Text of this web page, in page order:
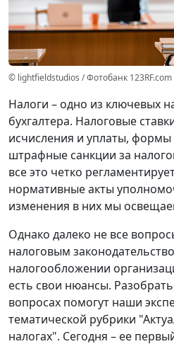
© lightfieldstudios / Фотобанк 123RF.com
Налоги – одно из ключевых
бухгалтера. Налоговые
исчисления и уплаты, формы
штрафные санкции за
все это четко
нормативные акты
изменения в них мы
Однако далеко не все
налоговым
налогообложении
есть свои нюансы.
вопросах помогут наши
тематической рубрики
налогах". Сегодня – ее